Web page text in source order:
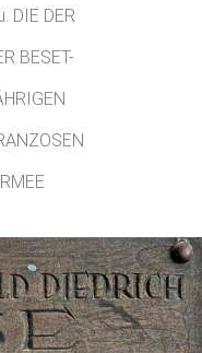
DIE DER
BESET-